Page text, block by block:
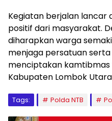
Kegiatan berjalan lancar
positif dari masyarakat.
diharapkan warga
menjaga persatuan
menciptakan kamtibmas
Kabupaten Lombok
Tags: Polda NTB